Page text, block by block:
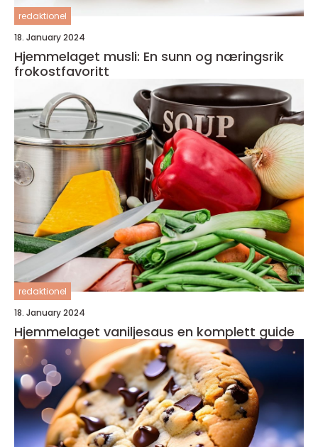
redaktionel
18. January 2024
Hjemmelaget musli: En sunn og næringsrik
frokostfavoritt
redaktionel
18. January 2024
Hjemmelaget vaniljesaus en komplett guide